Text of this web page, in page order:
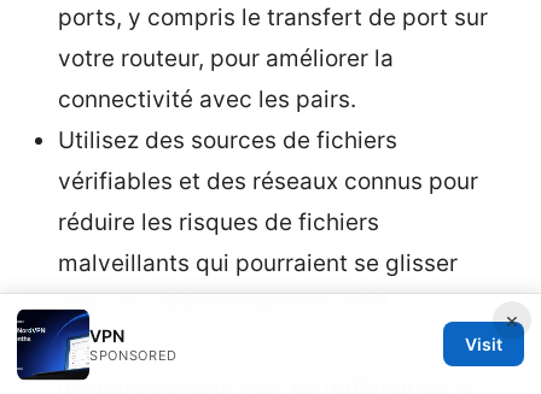
ports, y compris le transfert de port sur
votre routeur, pour améliorer la
connectivité avec les pairs.
Utilisez des sources de fichiers
vérifiables et des réseaux connus pour
réduire les risques de fichiers
malveillants qui pourraient se glisser
dans les téléchargements P2P.
Si votre connexion est instable, essayez
un autre serveur P2P ou redémarrez le
×
VPN
SPONSORED
Visit